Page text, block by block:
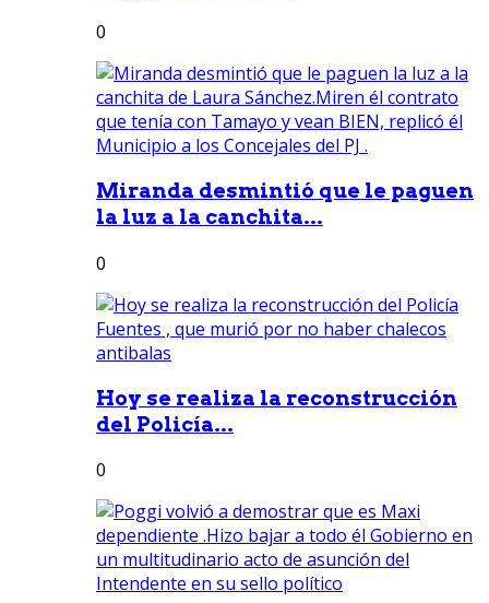
0
Miranda desmintió que le paguen
la luz a la canchita...
0
Hoy se realiza la reconstrucción
del Policía...
0